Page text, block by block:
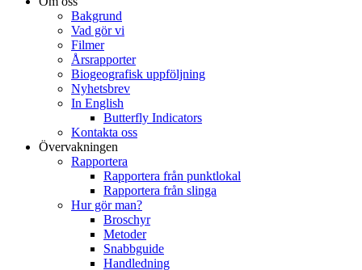
Bakgrund
Vad gör vi
Filmer
Årsrapporter
Biogeografisk uppföljning
Nyhetsbrev
In English
Butterfly Indicators
Kontakta oss
Övervakningen
Rapportera
Rapportera från punktlokal
Rapportera från slinga
Hur gör man?
Broschyr
Metoder
Snabbguide
Handledning